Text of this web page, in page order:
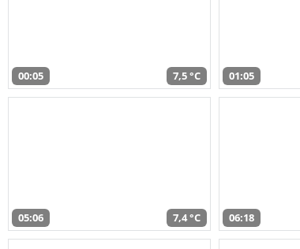
00:05 7,5 °C 01:05
05:06 7,4 °C 06:18